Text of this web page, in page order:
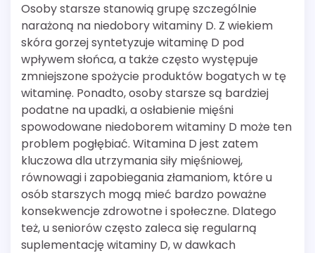
Osoby starsze stanowią grupę szczególnie
narażoną na niedobory witaminy D. Z wiekiem
skóra gorzej syntetyzuje witaminę D pod
wpływem słońca, a także często występuje
zmniejszone spożycie produktów bogatych w tę
witaminę. Ponadto, osoby starsze są bardziej
podatne na upadki, a osłabienie mięśni
spowodowane niedoborem witaminy D może ten
problem pogłębiać. Witamina D jest zatem
kluczowa dla utrzymania siły mięśniowej,
równowagi i zapobiegania złamaniom, które u
osób starszych mogą mieć bardzo poważne
konsekwencje zdrowotne i społeczne. Dlatego
też, u seniorów często zaleca się regularną
suplementację witaminy D, w dawkach